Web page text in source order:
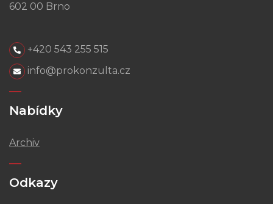
602 00 Brno
+420 543 255 515
info@prokonzulta.cz
Nabídky
Archiv
Odkazy